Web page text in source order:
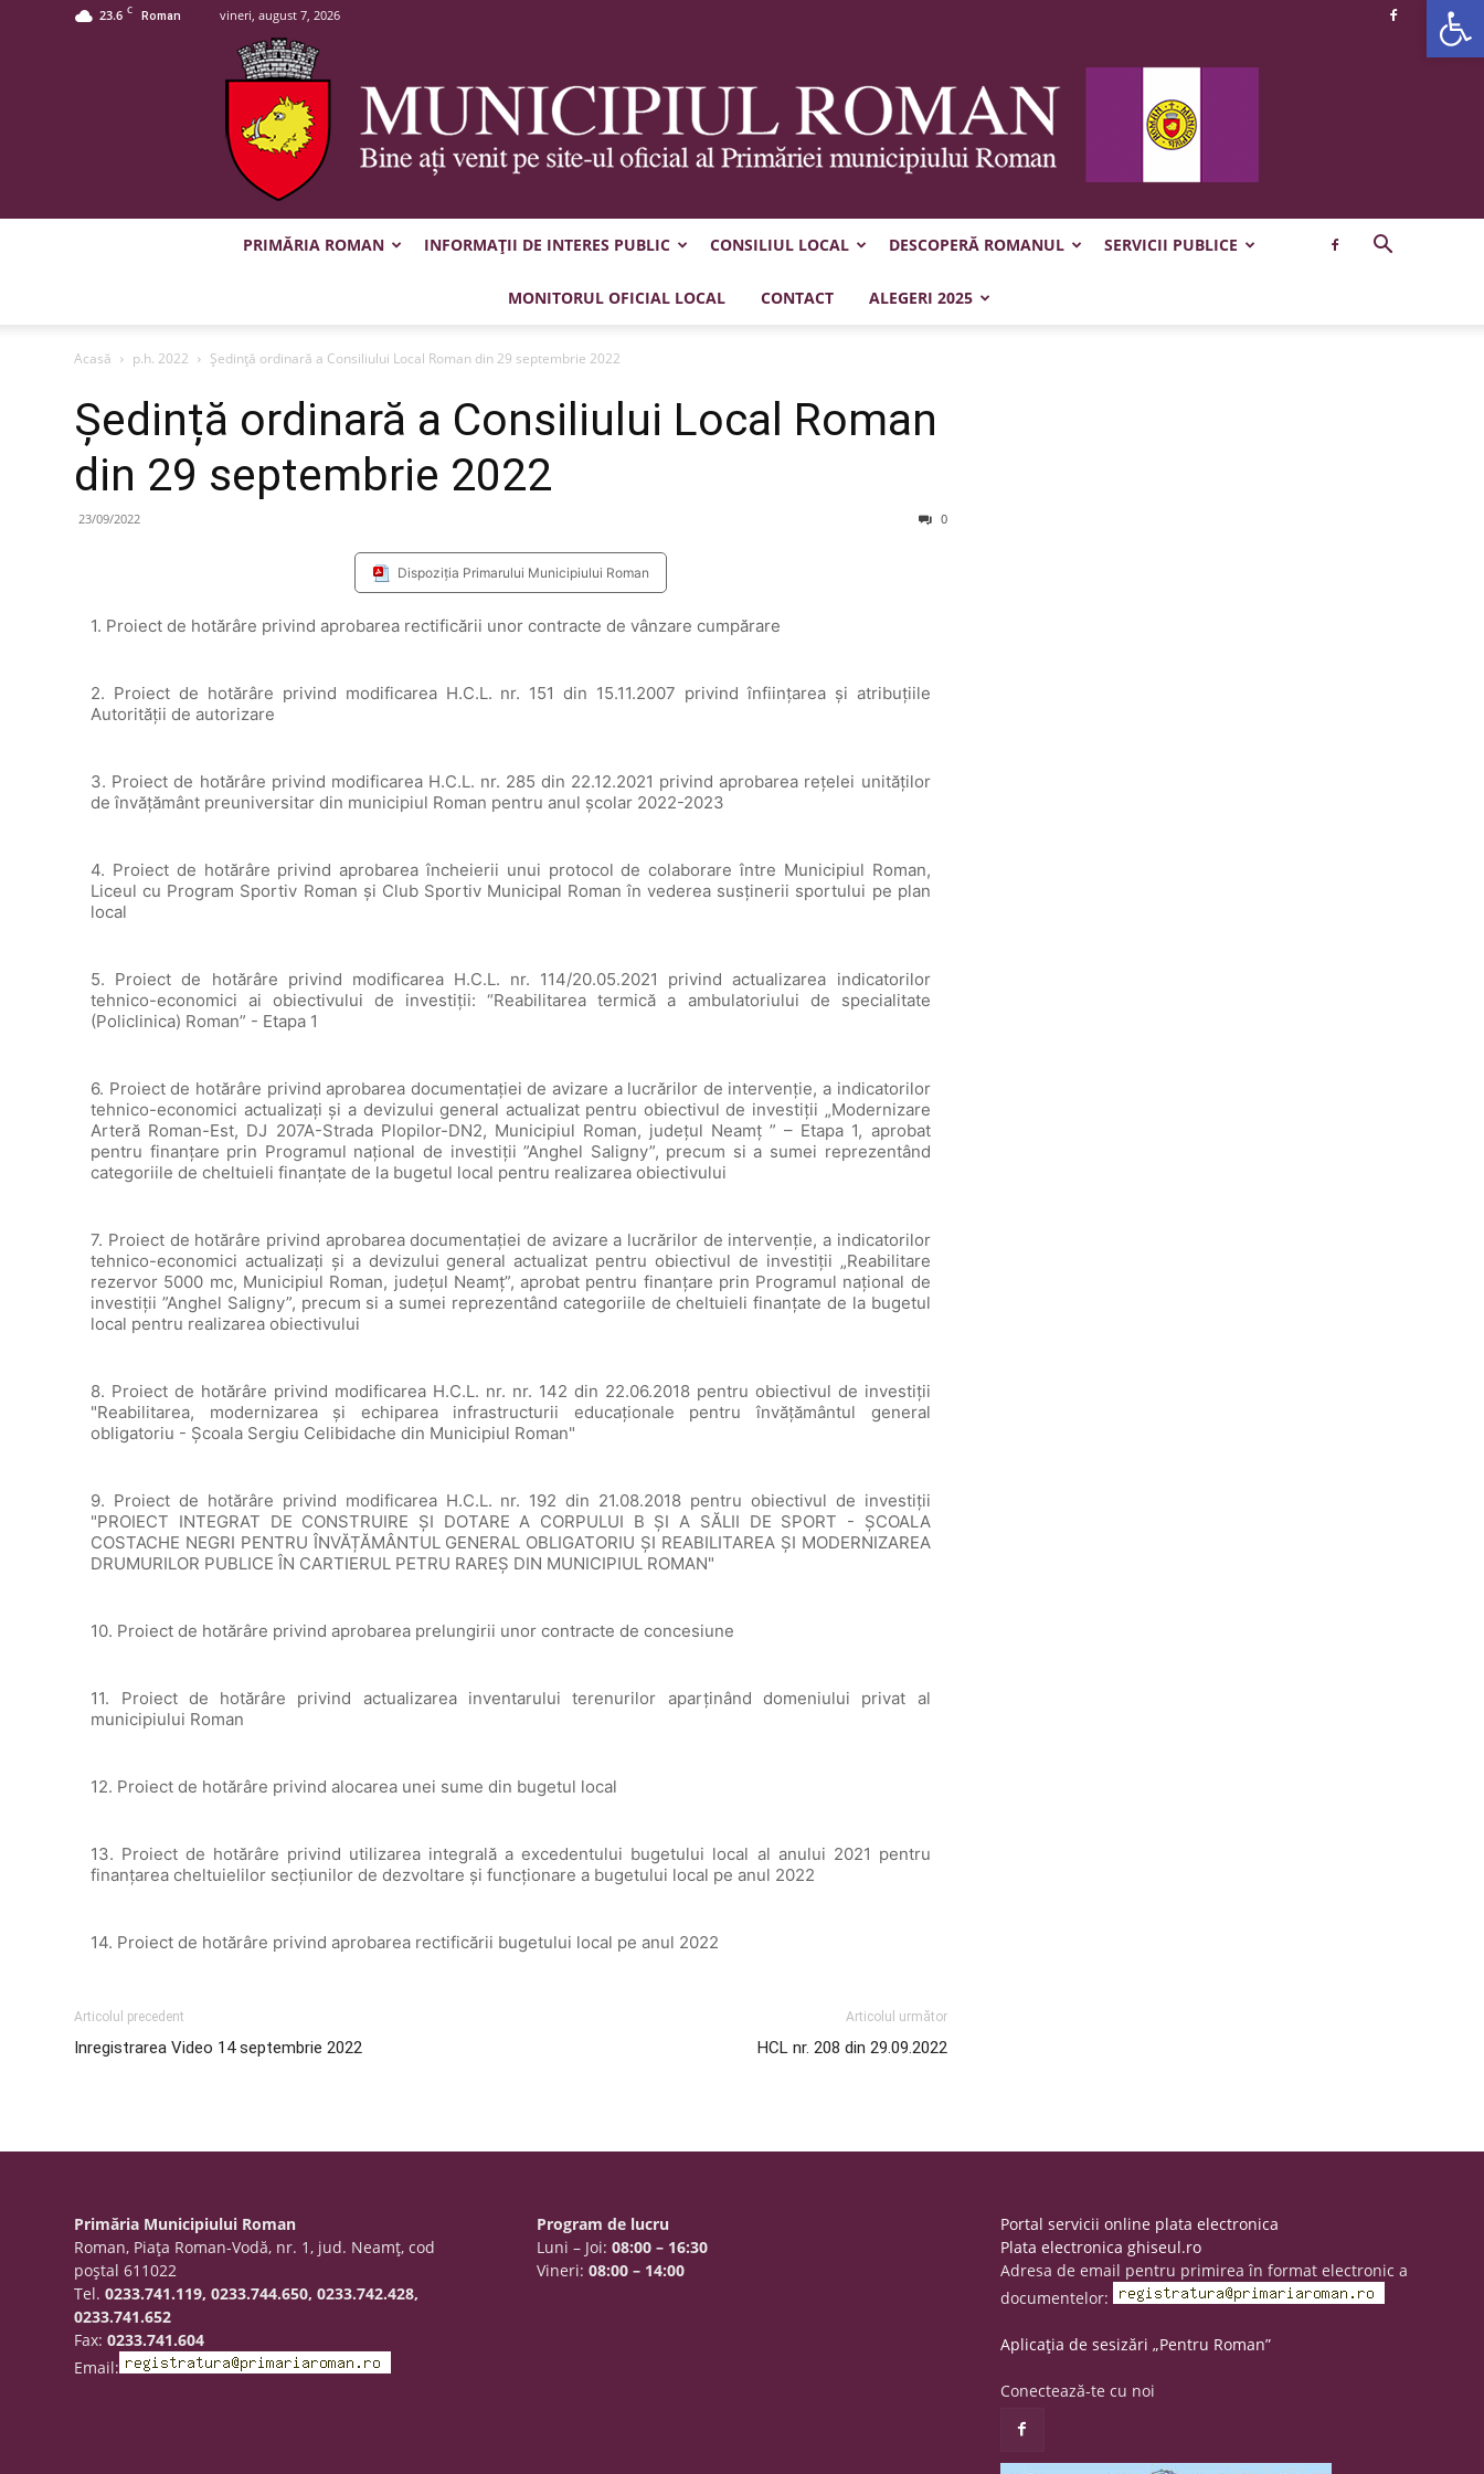
23.6 C Roman vineri, august 7, 2026
Municipiul
Roman
PRIMĂRIA ROMAN INFORMAȚII DE INTERES PUBLIC CONSILIUL LOCAL DESCOPERĂ ROMANUL SERVICII PUBLICE
MONITORUL OFICIAL LOCAL CONTACT ALEGERI 2025
Acasă p.h. 2022 Ședință ordinară a Consiliului Local Roman din 29 septembrie 2022
Ședință ordinară a Consiliului Local Roman
din 29 septembrie 2022
23/09/2022 0
Dispoziția Primarului Municipiului Roman
1. Proiect de hotărâre privind aprobarea rectificării unor contracte de vânzare cumpărare
2. Proiect de hotărâre privind modificarea H.C.L. nr. 151 din 15.11.2007 privind înfiinţarea şi atribuţiile
Autorităţii de autorizare
3. Proiect de hotărâre privind modificarea H.C.L. nr. 285 din 22.12.2021 privind aprobarea rețelei unităților
de învățământ preuniversitar din municipiul Roman pentru anul școlar 2022-2023
4. Proiect de hotărâre privind aprobarea încheierii unui protocol de colaborare între Municipiul Roman,
Liceul cu Program Sportiv Roman şi Club Sportiv Municipal Roman în vederea susţinerii sportului pe plan
local
5. Proiect de hotărâre privind modificarea H.C.L. nr. 114/20.05.2021 privind actualizarea indicatorilor
tehnico-economici ai obiectivului de investiţii: “Reabilitarea termică a ambulatoriului de specialitate
(Policlinica) Roman” - Etapa 1
6. Proiect de hotărâre privind aprobarea documentației de avizare a lucrărilor de intervenție, a indicatorilor
tehnico-economici actualizați și a devizului general actualizat pentru obiectivul de investiții „Modernizare
Arteră Roman-Est, DJ 207A-Strada Plopilor-DN2, Municipiul Roman, județul Neamț ” – Etapa 1, aprobat
pentru finanțare prin Programul național de investiții ”Anghel Saligny”, precum si a sumei reprezentând
categoriile de cheltuieli finanțate de la bugetul local pentru realizarea obiectivului
7. Proiect de hotărâre privind aprobarea documentației de avizare a lucrărilor de intervenție, a indicatorilor
tehnico-economici actualizați și a devizului general actualizat pentru obiectivul de investiții „Reabilitare
rezervor 5000 mc, Municipiul Roman, județul Neamț”, aprobat pentru finanțare prin Programul național de
investiții ”Anghel Saligny”, precum si a sumei reprezentând categoriile de cheltuieli finanțate de la bugetul
local pentru realizarea obiectivului
8. Proiect de hotărâre privind modificarea H.C.L. nr. nr. 142 din 22.06.2018 pentru obiectivul de investiții
"Reabilitarea, modernizarea şi echiparea infrastructurii educaţionale pentru învățământul general
obligatoriu - Şcoala Sergiu Celibidache din Municipiul Roman"
9. Proiect de hotărâre privind modificarea H.C.L. nr. 192 din 21.08.2018 pentru obiectivul de investiții
"PROIECT INTEGRAT DE CONSTRUIRE ŞI DOTARE A CORPULUI B ŞI A SĂLII DE SPORT - ŞCOALA
COSTACHE NEGRI PENTRU ÎNVĂȚĂMÂNTUL GENERAL OBLIGATORIU ŞI REABILITAREA ŞI MODERNIZAREA
DRUMURILOR PUBLICE ÎN CARTIERUL PETRU RAREŞ DIN MUNICIPIUL ROMAN"
10. Proiect de hotărâre privind aprobarea prelungirii unor contracte de concesiune
11. Proiect de hotărâre privind actualizarea inventarului terenurilor aparținând domeniului privat al
municipiului Roman
12. Proiect de hotărâre privind alocarea unei sume din bugetul local
13. Proiect de hotărâre privind utilizarea integrală a excedentului bugetului local al anului 2021 pentru
finanțarea cheltuielilor secțiunilor de dezvoltare și funcționare a bugetului local pe anul 2022
14. Proiect de hotărâre privind aprobarea rectificării bugetului local pe anul 2022
Articolul precedent
Inregistrarea Video 14 septembrie 2022
Articolul următor
HCL nr. 208 din 29.09.2022
Primăria Municipiului Roman
Roman, Piaţa Roman-Vodă, nr. 1, jud. Neamţ, cod
poştal 611022
Tel.0233.741.119, 0233.744.650, 0233.742.428,
0233.741.652
Fax:0233.741.604
Email:
Program de lucru
Luni – Joi:08:00 – 16:30
Vineri:08:00 – 14:00
Portal servicii online plata electronica
Plata electronica ghiseul.ro
Adresa de email pentru primirea în format electronic a
documentelor:
Aplicația de sesizări „Pentru Roman”
Conectează-te cu noi